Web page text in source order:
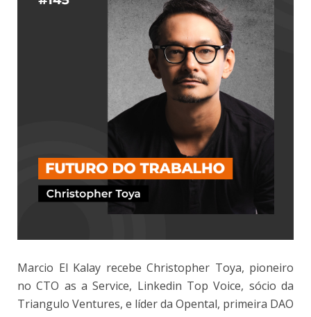
Marcio El Kalay recebe Christopher Toya, pioneiro
no CTO as a Service, Linkedin Top Voice, sócio da
Triangulo Ventures, e líder da Opental, primeira DAO